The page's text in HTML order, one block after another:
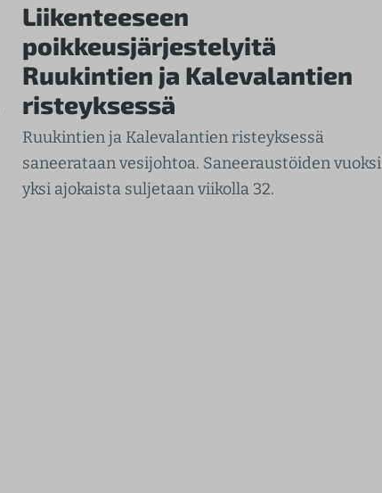
Liikenteeseen
poikkeusjärjestelyitä
Ruukintien ja Kalevalantien
risteyksessä
Ruukintien ja Kalevalantien risteyksessä
saneerataan vesijohtoa. Saneeraustöiden vuoksi
yksi ajokaista suljetaan viikolla 32.